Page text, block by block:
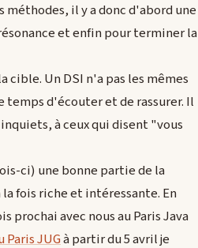
il y a donc d'abord une
et enfin pour terminer la
Un DSI n'a pas les mêmes
d'écouter et de rassurer. Il
à ceux qui disent "vous
ci) une bonne partie de la
fois riche et intéressante. En
avec nous au Paris Java
Paris JUGà partir du 5 avril je